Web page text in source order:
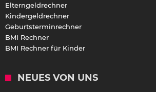
Elterngeldrechner
Kindergeldrechner
Geburtsterminrechner
BMI Rechner
BMI Rechner für Kinder
NEUES VON UNS